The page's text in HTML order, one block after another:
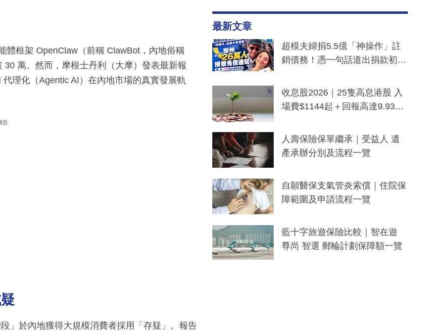
體框架 OpenClaw（前稱 ClawBot，內地俗稱
30 萬。然而，摩根士丹利（大摩）發表最新報
理化（Agentic AI）在內地市場的真實發展軌
告
」於內地獲得大規模消費者採用「存疑」。報告
最新文章
超模夫婦捐5.5億「神操作」註
銷債務！憑一句話道出捐款初
一度被誤當詐騙手段
收息股2026｜25隻高息港股 入
場費$1144起＋回報高達9.93
人壽保險保單繼承｜受益人 遺
產承辦分別及流程一覽
自願醫保支氣管炎索償｜住院保
障範圍及申請流程一覽
藍十字旅遊保險比較｜智在遊
尊尚 智選 郵輪計劃保障額一覽